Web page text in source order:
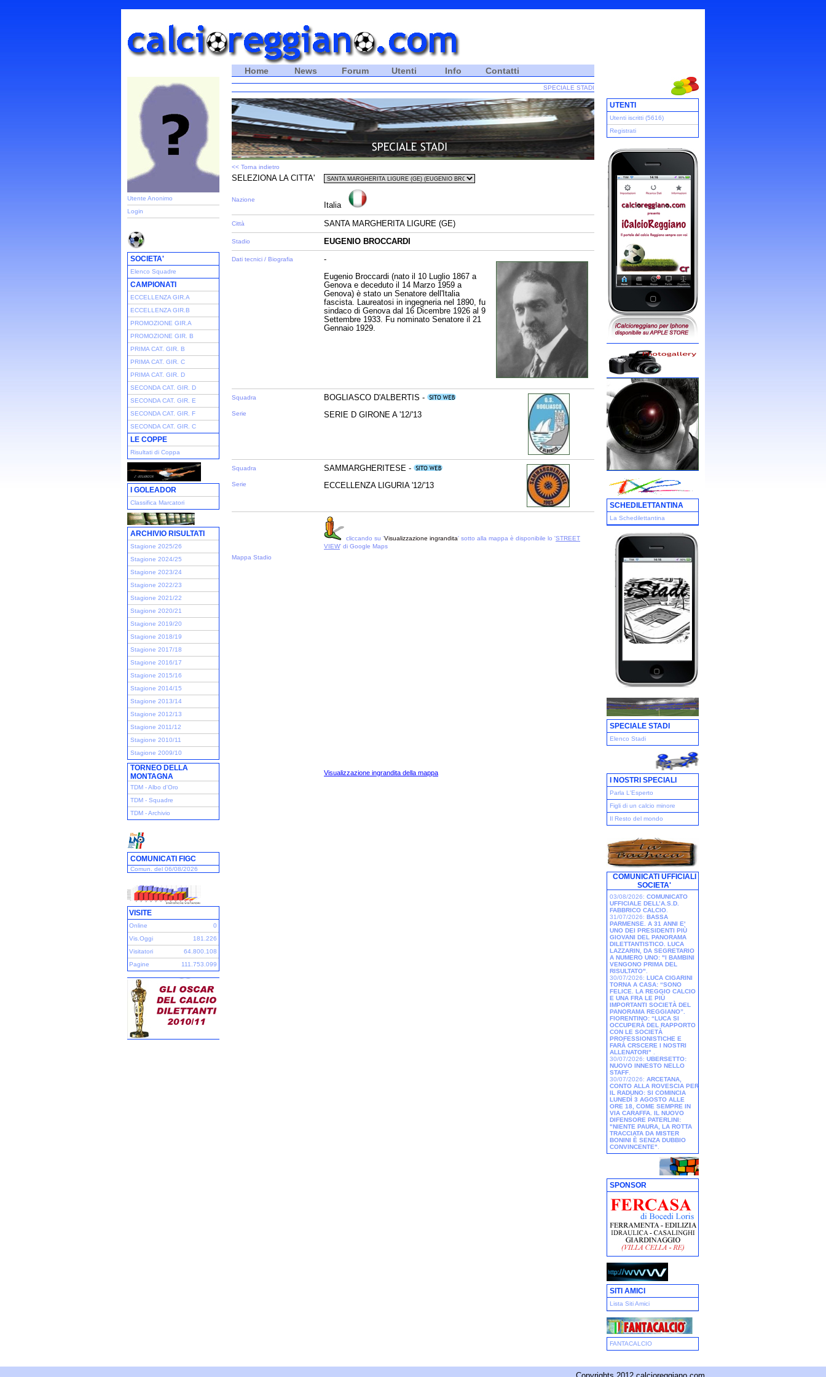
Utente Anonimo
Login
SOCIETA'
Elenco Squadre
CAMPIONATI
ECCELLENZA GIR.A
ECCELLENZA GIR.B
PROMOZIONE GIR.A
PROMOZIONE GIR. B
PRIMA CAT. GIR. B
PRIMA CAT. GIR. C
PRIMA CAT. GIR. D
SECONDA CAT. GIR. D
SECONDA CAT. GIR. E
SECONDA CAT. GIR. F
SECONDA CAT. GIR. C
LE COPPE
Risultati di Coppa
I GOLEADOR
Classifica Marcatori
ARCHIVIO RISULTATI
Stagione 2025/26
Stagione 2024/25
Stagione 2023/24
Stagione 2022/23
Stagione 2021/22
Stagione 2020/21
Stagione 2019/20
Stagione 2018/19
Stagione 2017/18
Stagione 2016/17
Stagione 2015/16
Stagione 2014/15
Stagione 2013/14
Stagione 2012/13
Stagione 2011/12
Stagione 2010/11
Stagione 2009/10
TORNEO DELLA
MONTAGNA
TDM - Albo d'Oro
TDM - Squadre
TDM - Archivio
COMUNICATI FIGC
Comun. del 06/08/2026
VISITE
Online
0
Vis.Oggi
181.226
Visitatori
64.800.108
Pagine
111.753.099
Home News Forum Utenti Info Contatti
SPECIALE STADI
<< Torna indietro
SELEZIONA LA CITTA'
Nazione
Italia
Città SANTA MARGHERITA LIGURE (GE)
Stadio EUGENIO BROCCARDI
Dati tecnici / Biografia
-
Eugenio Broccardi (nato il 10 Luglio 1867 a
Genova e deceduto il 14 Marzo 1959 a
Genova) è stato un Senatore dell'Italia
fascista. Laureatosi in ingegneria nel 1890, fu
sindaco di Genova dal 16 Dicembre 1926 al 9
Settembre 1933. Fu nominato Senatore il 21
Gennaio 1929.
Squadra
Serie
BOGLIASCO D'ALBERTIS -
SERIE D GIRONE A '12/'13
Squadra
Serie
SAMMARGHERITESE -
ECCELLENZA LIGURIA '12/'13
cliccando su 'Visualizzazione ingrandita' sotto alla mappa è disponibile lo 'STREET
VIEW' di Google Maps
Mappa Stadio
Visualizzazione ingrandita della mappa
UTENTI
Utenti iscritti (5616)
Registrati
SCHEDILETTANTINA
La Schedilettantina
SPECIALE STADI
Elenco Stadi
I NOSTRI SPECIALI
Parla L'Esperto
Figli di un calcio minore
Il Resto del mondo
COMUNICATI UFFICIALI
SOCIETA'
03/08/2026: COMUNICATO
UFFICIALE DELL’A.S.D.
FABBRICO CALCIO
31/07/2026: BASSA
PARMENSE. A 31 ANNI E'
UNO DEI PRESIDENTI PIÙ
GIOVANI DEL PANORAMA
DILETTANTISTICO. LUCA
LAZZARIN, DA SEGRETARIO
A NUMERO UNO: "I BAMBINI
VENGONO PRIMA DEL
RISULTATO"
30/07/2026: LUCA CIGARINI
TORNA A CASA: “SONO
FELICE. LA REGGIO CALCIO
E UNA FRA LE PIÙ
IMPORTANTI SOCIETÀ DEL
PANORAMA REGGIANO”.
FIORENTINO: “LUCA SI
OCCUPERÀ DEL RAPPORTO
CON LE SOCIETÀ
PROFESSIONISTICHE E
FARÀ CRSCERE I NOSTRI
ALLENATORI"
30/07/2026: UBERSETTO:
NUOVO INNESTO NELLO
STAFF
30/07/2026: ARCETANA,
CONTO ALLA ROVESCIA PER
IL RADUNO: SI COMINCIA
LUNEDÌ 3 AGOSTO ALLE
ORE 18, COME SEMPRE IN
VIA CARAFFA. IL NUOVO
DIFENSORE PATERLINI:
"NIENTE PAURA, LA ROTTA
TRACCIATA DA MISTER
BONINI È SENZA DUBBIO
CONVINCENTE"
SPONSOR
SITI AMICI
Lista Siti Amici
FANTACALCIO